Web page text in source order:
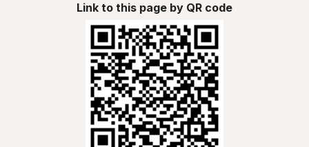
Link to this page by QR code